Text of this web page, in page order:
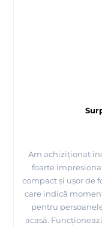
Am achiziționat
foarte
compact și ușor de
care indică
pentru
acasă.